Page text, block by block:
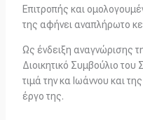
Επιτροπής και
της αφήνει αναπλήρωτο
Ως ένδειξη αναγνώρισης
Διοικητικό Συμβούλιο
τιμά την κα Ιωάννου και
έργο της.